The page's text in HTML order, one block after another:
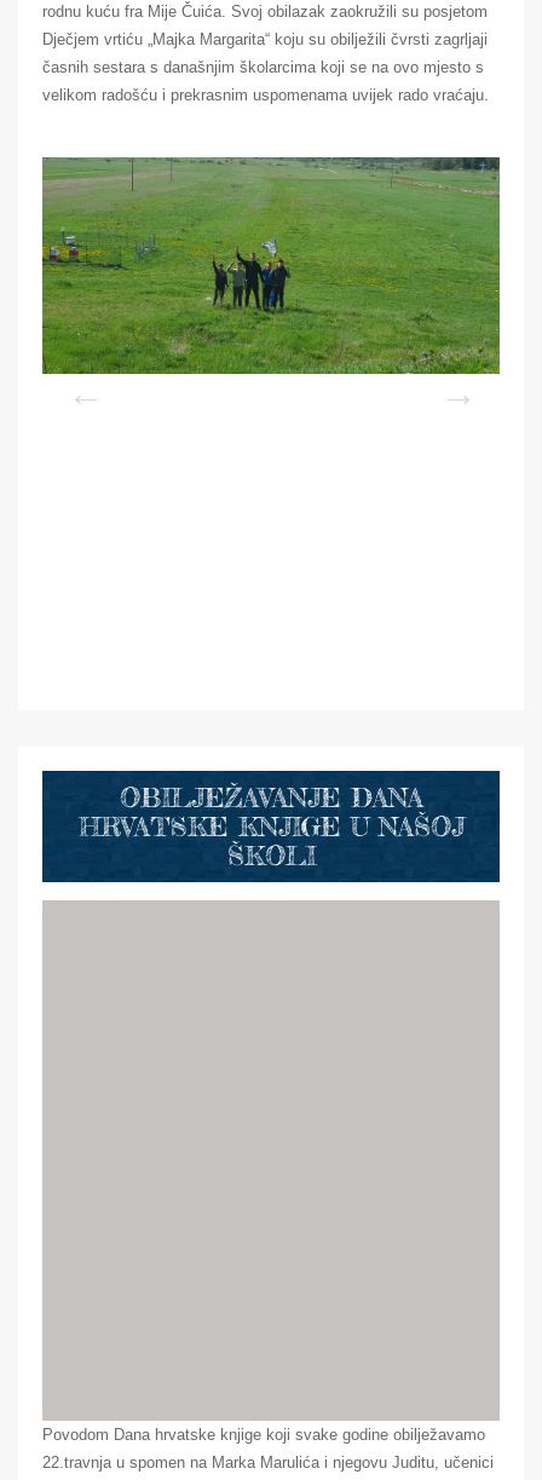
rodnu kuću fra Mije Čuića. Svoj obilazak zaokružili su posjetom
Dječjem vrtiću „Majka Margarita“ koju su obilježili čvrsti zagrljaji
časnih sestara s današnjim školarcima koji se na ovo mjesto s
velikom radošću i prekrasnim uspomenama uvijek rado vraćaju.
OBILJEŽAVANJE DANA
HRVATSKE KNJIGE U NAŠOJ
ŠKOLI
Povodom Dana hrvatske knjige koji svake godine obilježavamo
22.travnja u spomen na Marka Marulića i njegovu Juditu, učenici